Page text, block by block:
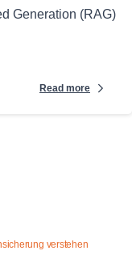
Generation (RAG)
Read more
verstehen